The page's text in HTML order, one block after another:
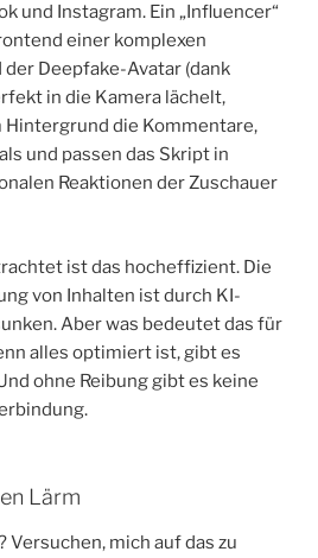
und Instagram. Ein „Influencer“
einer komplexen
Deepfake-Avatar (dank
in die Kamera lächelt,
Hintergrund die Kommentare,
und passen das Skript in
Reaktionen der Zuschauer
ist das hocheffizient. Die
von Inhalten ist durch KI-
Aber was bedeutet das für
alles optimiert ist, gibt es
ohne Reibung gibt es keine
Lärm
Versuchen, mich auf das zu